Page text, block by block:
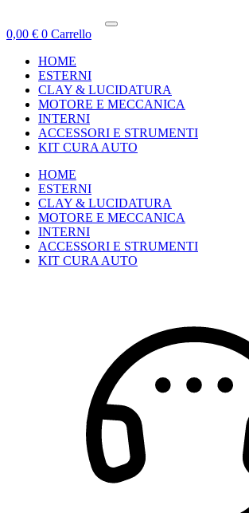
0,00 € 0 Carrello
HOME
ESTERNI
CLAY & LUCIDATURA
MOTORE E MECCANICA
INTERNI
ACCESSORI E STRUMENTI
KIT CURA AUTO
HOME
ESTERNI
CLAY & LUCIDATURA
MOTORE E MECCANICA
INTERNI
ACCESSORI E STRUMENTI
KIT CURA AUTO